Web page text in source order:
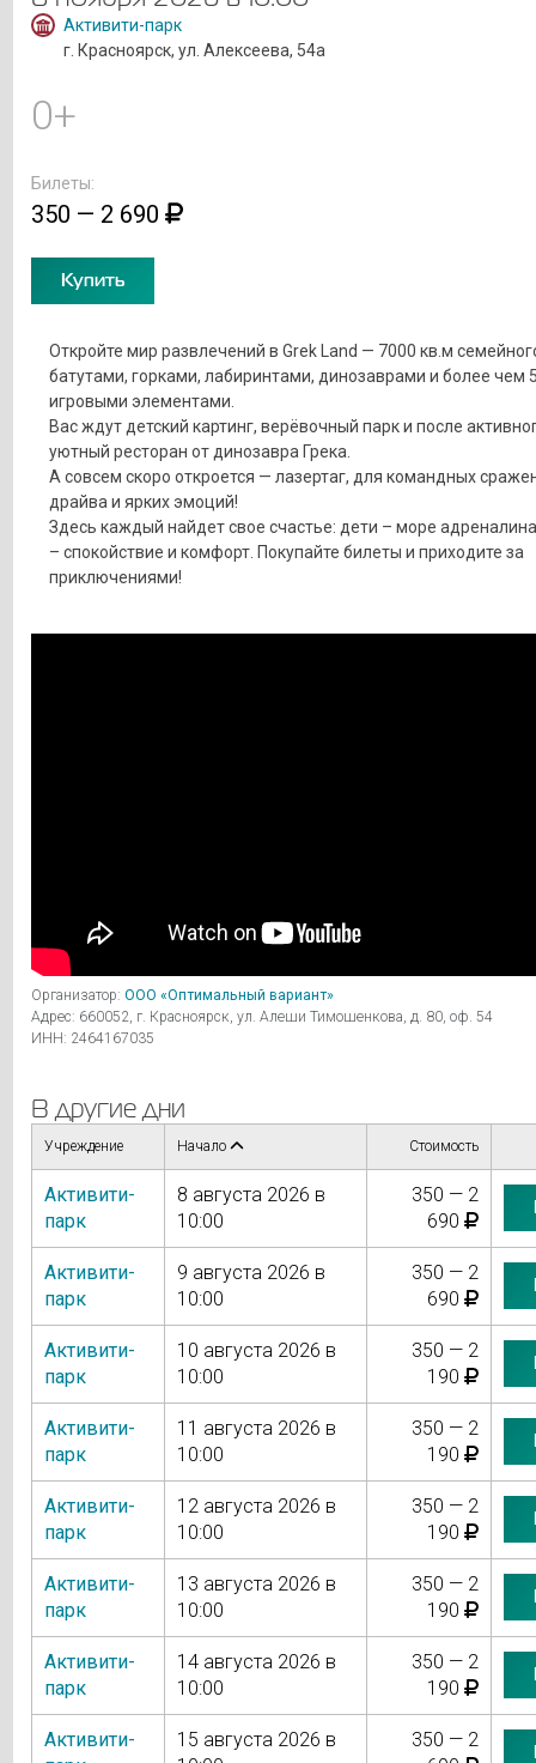
Активити-парк
г. Красноярск, ул. Алексеева, 54а
0+
Билеты:
350 — 2 690
Купить
Откройте мир развлечений в Grek Land — 7000 кв.м
батутами, горками, лабиринтами, динозаврами и более чем
игровыми элементами.
Вас ждут детский картинг, верёвочный парк и после
уютный ресторан от динозавра Грека.
А совсем скоро откроется — лазертаг, для командных
драйва и ярких эмоций!
Здесь каждый найдет свое счастье: дети – море
– спокойствие и комфорт. Покупайте билеты и приходите за
приключениями!
Организатор: ООО «Оптимальный вариант»
Адрес: 660052, г. Красноярск, ул. Алеши Тимошенкова, д. 80, оф. 54
ИНН: 2464167035
В другие дни
Учреждение Начало Стоимость
Активити-
парк
8 августа 2026 в
10:00
350 — 2
690
Активити-
парк
9 августа 2026 в
10:00
350 — 2
690
Активити-
парк
10 августа 2026 в
10:00
350 — 2
190
Активити-
парк
11 августа 2026 в
10:00
350 — 2
190
Активити-
парк
12 августа 2026 в
10:00
350 — 2
190
Активити-
парк
13 августа 2026 в
10:00
350 — 2
190
Активити-
парк
14 августа 2026 в
10:00
350 — 2
190
Активити-
15 августа 2026 в
350 — 2